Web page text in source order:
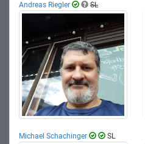
Andreas Riegler SL
Michael Schachinger SL